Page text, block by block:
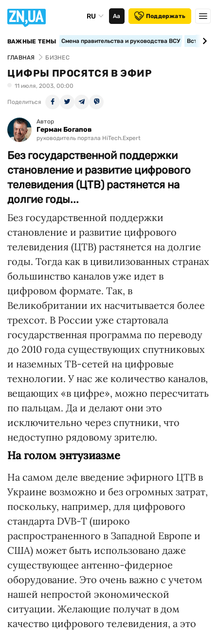
RU Аа Поддержать
ВАЖНЫЕ ТЕМЫ Смена правительства и руководства ВСУ
ГЛАВНАЯ БИЗНЕС
ЦИФРЫ ПРОСЯТСЯ В ЭФИР
11 июля, 2003, 00:00
Поделиться
Автор
Герман Богапов
руководитель портала HiTech.Expert
Без государственной поддержки
становление и развитие цифрового
телевидения (ЦТВ) растянется на
долгие годы...
Без государственной поддержки
становление и развитие цифрового
телевидения (ЦТВ) растянется на долгие
годы. Тогда как в цивилизованных странах
большинство каналов уже идет в
цифровом формате. Так, в
Великобритании их насчитывается более
трехсот. В России уже стартовала
государственная программа по переводу
до 2010 года существующих спутниковых
и наземных ТВ-сетей на цифровые
технологии. У нас же количество каналов,
вещающих «в цифре», можно пересчитать
по пальцам. Да и делают они это
исключительно через спутники, что
недоступно рядовому зрителю.
На голом энтузиазме
На самом деле введение эфирного ЦТВ в
Украине возможно и без огромных затрат,
поскольку, например, для цифрового
стандарта DVB-T (широко
распространенного в Западной Европе и
США) может быть использовано даже
существующее антенно-фидерное
оборудование. Это очень важно с учетом
нашей непростой экономической
ситуации. Желающие получат в дом
качество цифрового телевидения, а это